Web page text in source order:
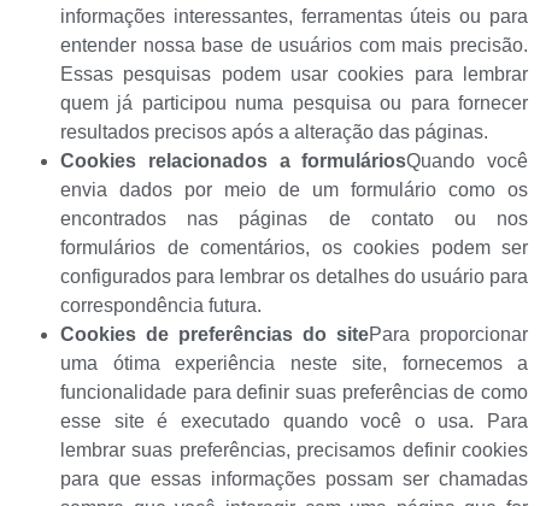
informações interessantes, ferramentas úteis ou para
entender nossa base de usuários com mais precisão.
Essas pesquisas podem usar cookies para lembrar
quem já participou numa pesquisa ou para fornecer
resultados precisos após a alteração das páginas.
Cookies relacionados a formuláriosQuando você
envia dados por meio de um formulário como os
encontrados nas páginas de contato ou nos
formulários de comentários, os cookies podem ser
configurados para lembrar os detalhes do usuário para
correspondência futura.
Cookies de preferências do sitePara proporcionar
uma ótima experiência neste site, fornecemos a
funcionalidade para definir suas preferências de como
esse site é executado quando você o usa. Para
lembrar suas preferências, precisamos definir cookies
para que essas informações possam ser chamadas